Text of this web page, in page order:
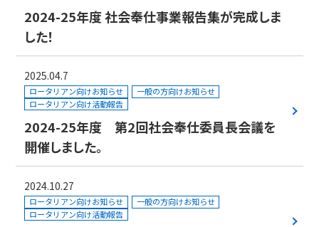
2024-25年度 社会奉仕事業報告集が完成しま
した！
2025.04.7
ロータリアン向けお知らせ
一般の方向けお知らせ
ロータリアン向け活動報告
2024-25年度 第2回社会奉仕委員長会議を
開催しました。
2024.10.27
ロータリアン向けお知らせ
一般の方向けお知らせ
ロータリアン向け活動報告